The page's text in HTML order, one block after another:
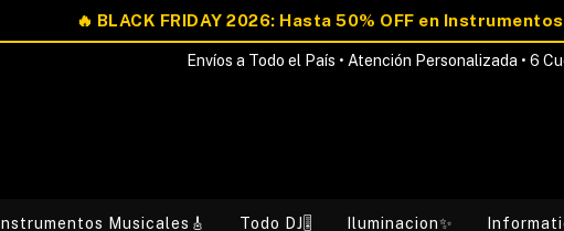
Envíos a Todo el País • Atención Personalizada • 6
Instrumentos Musicales🎸 Todo DJ🎚️ Iluminacion✨